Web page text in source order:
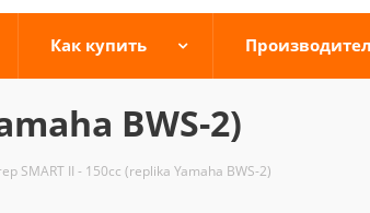
Как купить
BWS-2)
SMART II - 150cc (replika Yamaha BWS-2)